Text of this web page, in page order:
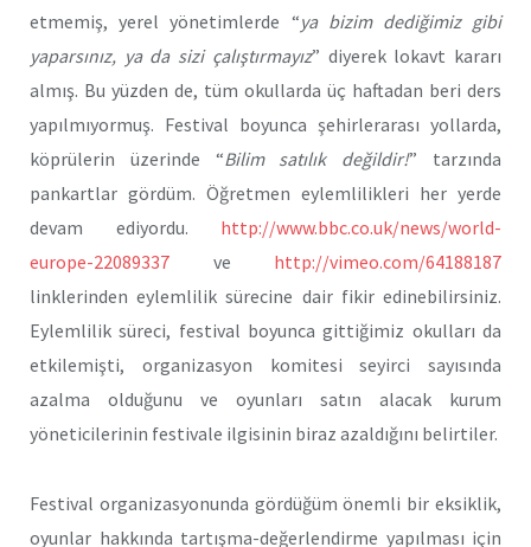
etmemiş, yerel yönetimlerde “ya bizim dediğimiz gibi
yaparsınız, ya da sizi çalıştırmayız” diyerek lokavt kararı
almış. Bu yüzden de, tüm okullarda üç haftadan beri ders
yapılmıyormuş. Festival boyunca şehirlerarası yollarda,
köprülerin üzerinde “Bilim satılık değildir!” tarzında
pankartlar gördüm. Öğretmen eylemlilikleri her yerde
devam ediyordu. http://www.bbc.co.uk/news/world-
europe-22089337 ve http://vimeo.com/64188187
linklerinden eylemlilik sürecine dair fikir edinebilirsiniz.
Eylemlilik süreci, festival boyunca gittiğimiz okulları da
etkilemişti, organizasyon komitesi seyirci sayısında
azalma olduğunu ve oyunları satın alacak kurum
yöneticilerinin festivale ilgisinin biraz azaldığını belirtiler.
Festival organizasyonunda gördüğüm önemli bir eksiklik,
oyunlar hakkında tartışma-değerlendirme yapılması için